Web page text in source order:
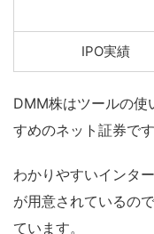
IPO実績
DMM株はツールの使
すめのネット証券です
わかりやすいインタ
が用意されているの
ています。